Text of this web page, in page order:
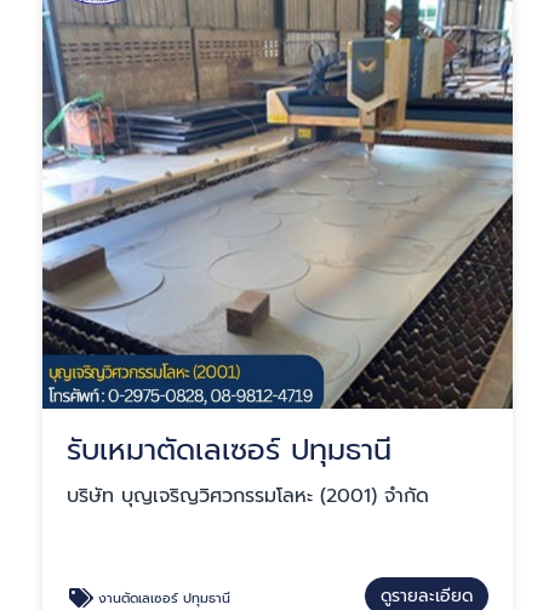
รับเหมาตัดเลเซอร์ ปทุมธานี
บริษัท บุญเจริญวิศวกรรมโลหะ (2001) จำกัด
งานตัดเลเซอร์ ปทุมธานี ดูรายละเอียด